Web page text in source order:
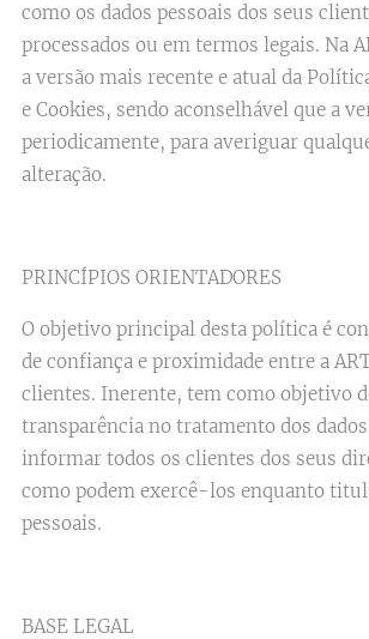
como os dados pessoais dos seus
processados ou em termos legais. Na
a versão mais recente e atual da
e Cookies, sendo aconselhável que a
periodicamente, para averiguar
alteração.
PRINCÍPIOS ORIENTADORES
O objetivo principal desta política é
de confiança e proximidade entre a
clientes. Inerente, tem como objetivo
transparência no tratamento dos
informar todos os clientes dos seus
como podem exercê-los enquanto
pessoais.
BASE LEGAL